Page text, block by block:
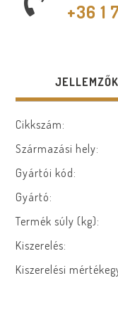
+36 1
JELLEMZŐK
Cikkszám:
Származási hely:
Gyártói kód:
Gyártó:
Termék súly (kg):
Kiszerelés:
Kiszerelési